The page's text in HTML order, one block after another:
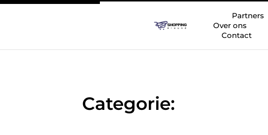
Partners
Over ons
Contact
Categorie: